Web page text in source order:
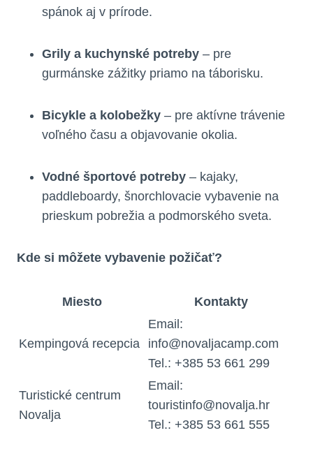
spánok aj v prírode.
Grily a kuchynské potreby – pre
gurmánske zážitky priamo na táborisku.
Bicykle a kolobežky – pre aktívne trávenie
voľného času a objavovanie okolia.
Vodné športové potreby – kajaky,
paddleboardy, šnorchlovacie vybavenie na
prieskum pobrežia a podmorského sveta.
Kde si môžete vybavenie požičať?
Miesto Kontakty
Kempingová recepcia
Email:
info@novaljacamp.com
Tel.: +385 53 661 299
Turistické centrum
Novalja
Email:
touristinfo@novalja.hr
Tel.: +385 53 661 555